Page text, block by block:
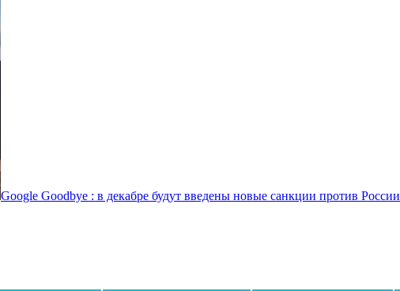
Google Goodbye : в декабре будут введены новые санкции против России